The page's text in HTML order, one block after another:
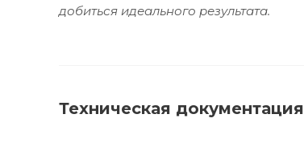
добиться идеального результата.
Техническая документация